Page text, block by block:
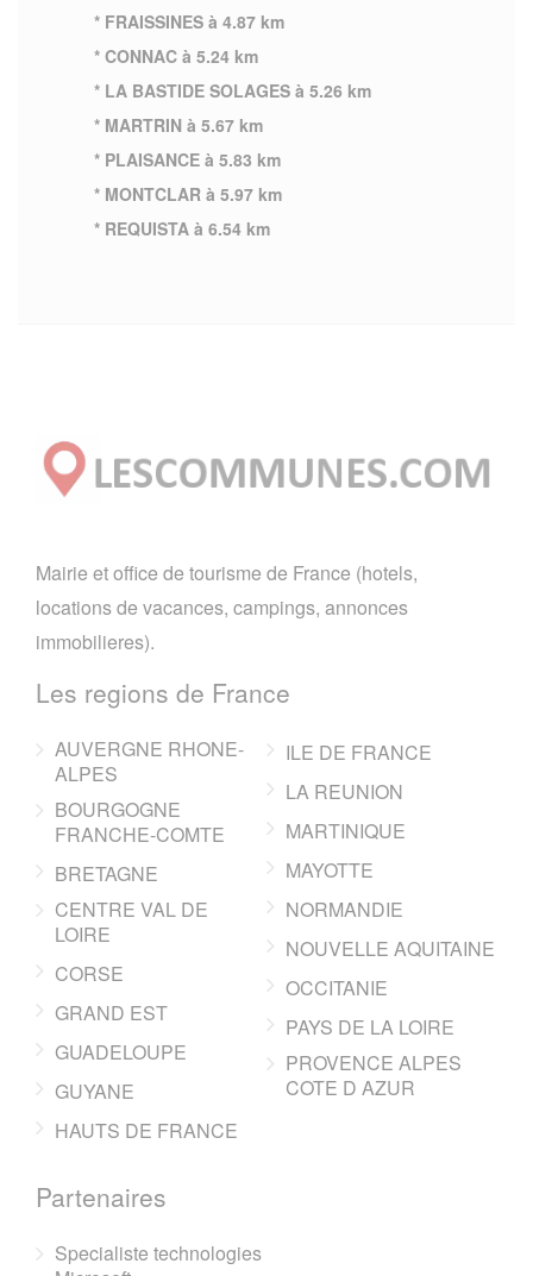
* FRAISSINES à 4.87 km
* CONNAC à 5.24 km
* LA BASTIDE SOLAGES à 5.26 km
* MARTRIN à 5.67 km
* PLAISANCE à 5.83 km
* MONTCLAR à 5.97 km
* REQUISTA à 6.54 km
Mairie et office de tourisme de France (hotels,
locations de vacances, campings, annonces
immobilieres).
Les regions de France
AUVERGNE RHONE-
ALPES
BOURGOGNE
FRANCHE-COMTE
BRETAGNE
CENTRE VAL DE
LOIRE
CORSE
GRAND EST
GUADELOUPE
GUYANE
HAUTS DE FRANCE
ILE DE FRANCE
LA REUNION
MARTINIQUE
MAYOTTE
NORMANDIE
NOUVELLE AQUITAINE
OCCITANIE
PAYS DE LA LOIRE
PROVENCE ALPES
COTE D AZUR
Partenaires
Specialiste technologies